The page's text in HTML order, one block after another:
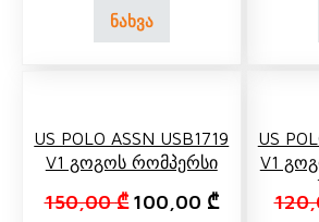
ნახვა
US POLO ASSN USB1719
V1 Გოგოს Რომპერსი
150,00₾ Original price was:
100,00 ₾Current
US
V1